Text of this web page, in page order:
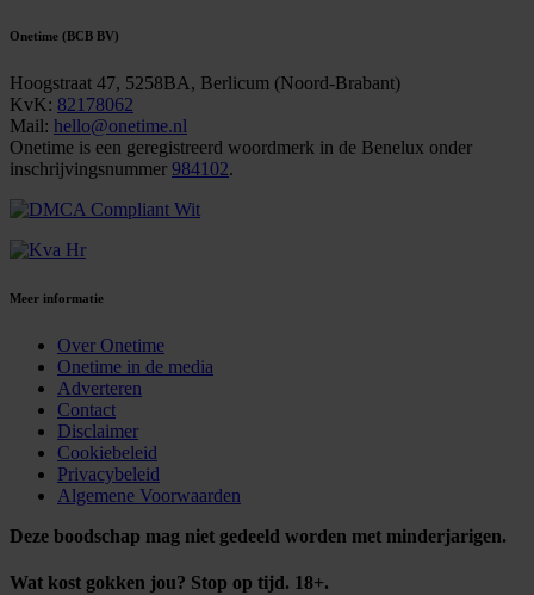
Onetime (BCB BV)
Hoogstraat 47, 5258BA, Berlicum (Noord-Brabant)
KvK: 82178062
Mail: hello@onetime.nl
Onetime is een geregistreerd woordmerk in de Benelux onder
inschrijvingsnummer 984102.
Meer informatie
Over Onetime
Onetime in de media
Adverteren
Contact
Disclaimer
Cookiebeleid
Privacybeleid
Algemene Voorwaarden
Deze boodschap mag niet gedeeld worden met minderjarigen.
Wat kost gokken jou? Stop op tijd. 18+.